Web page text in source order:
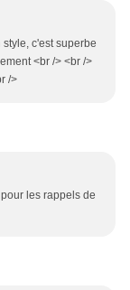
style, c'est superbe
<br /> <br />
/>
les rappels de